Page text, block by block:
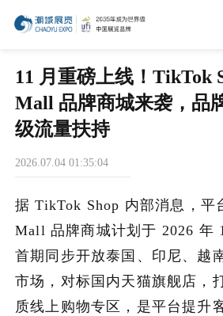
IEAE
IBTE
CHWE
AIE
11 月重磅上线！TikTok
Mall 品牌商城来袭，品
级流量扶持
2026.07.04 01:35:04
据 TikTok Shop 内部消息，平
Mall 品牌商城计划于 2026 年
首期同步开放泰国、印尼、越
市场，对标国内天猫旗舰店，
质线上购物专区，是平台提升